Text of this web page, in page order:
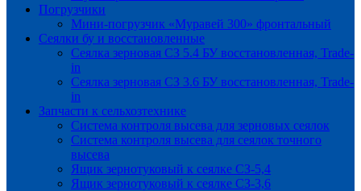
Погрузчики
Мини-погрузчик «Муравей 300» фронтальный
Сеялки бу и восстановленные
Сеялка зерновая СЗ 5.4 БУ восстановленная, Trade-
in
Сеялка зерновая СЗ 3.6 БУ восстановленная, Trade-
in
Запчасти к сельхозтехнике
Система контроля высева для зерновых сеялок
Система контроля высева для сеялок точного
высева
Ящик зернотуковый к сеялке СЗ-5,4
Ящик зернотуковый к сеялке СЗ-3,6